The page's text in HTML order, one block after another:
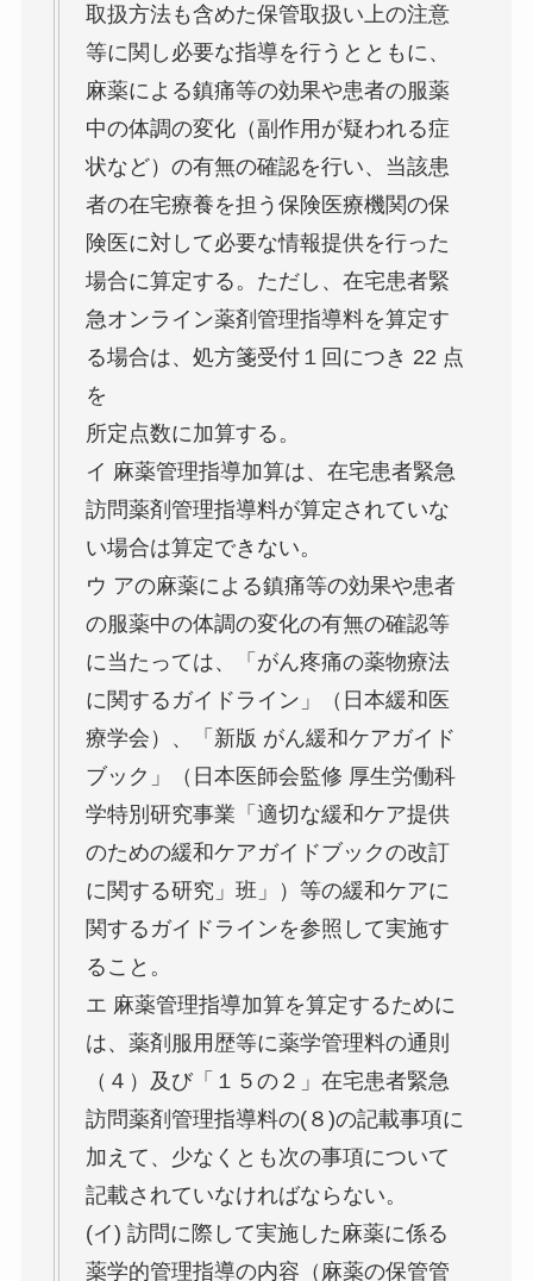
取扱方法も含めた保管取扱い上の注意
等に関し必要な指導を行うとともに、
麻薬による鎮痛等の効果や患者の服薬
中の体調の変化（副作用が疑われる症
状など）の有無の確認を行い、当該患
者の在宅療養を担う保険医療機関の保
険医に対して必要な情報提供を行った
場合に算定する。ただし、在宅患者緊
急オンライン薬剤管理指導料を算定す
る場合は、処方箋受付１回につき 22 点
を
所定点数に加算する。
イ 麻薬管理指導加算は、在宅患者緊急
訪問薬剤管理指導料が算定されていな
い場合は算定できない。
ウ アの麻薬による鎮痛等の効果や患者
の服薬中の体調の変化の有無の確認等
に当たっては、「がん疼痛の薬物療法
に関するガイドライン」（日本緩和医
療学会）、「新版 がん緩和ケアガイド
ブック」（日本医師会監修 厚生労働科
学特別研究事業「適切な緩和ケア提供
のための緩和ケアガイドブックの改訂
に関する研究」班」）等の緩和ケアに
関するガイドラインを参照して実施す
ること。
エ 麻薬管理指導加算を算定するために
は、薬剤服用歴等に薬学管理料の通則
（４）及び「１５の２」在宅患者緊急
訪問薬剤管理指導料の(８)の記載事項に
加えて、少なくとも次の事項について
記載されていなければならない。
(イ) 訪問に際して実施した麻薬に係る
薬学的管理指導の内容（麻薬の保管管